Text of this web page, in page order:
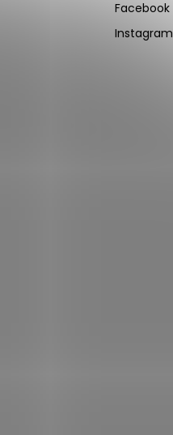
Facebook
Instagram